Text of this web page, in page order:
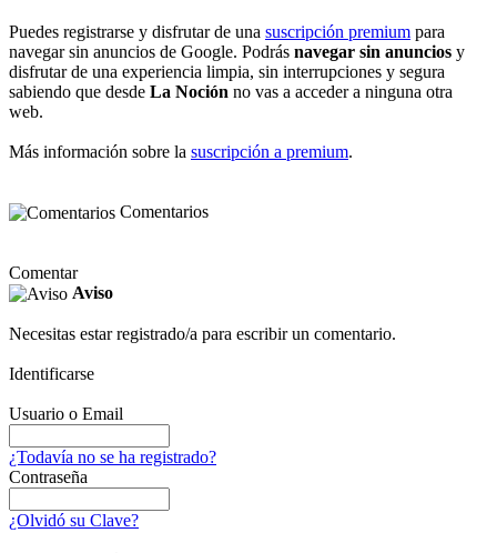
Puedes registrarse y disfrutar de una suscripción premium para
navegar sin anuncios de Google. Podrás navegar sin anuncios y
disfrutar de una experiencia limpia, sin interrupciones y segura
sabiendo que desde La Noción no vas a acceder a ninguna otra
web.
Más información sobre la suscripción a premium.
Comentarios
Comentar
Aviso
Necesitas estar registrado/a para escribir un comentario.
Identificarse
Usuario o Email
¿Todavía no se ha registrado?
Contraseña
¿Olvidó su Clave?